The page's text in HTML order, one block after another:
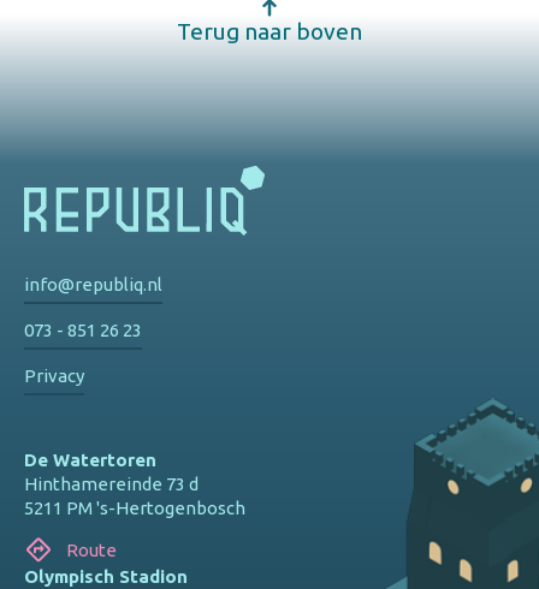
Terug naar boven
info@republiq.nl
073 - 851 26 23
Privacy
De Watertoren
Hinthamereinde 73 d
5211 PM 's-Hertogenbosch
Route
Olympisch Stadion